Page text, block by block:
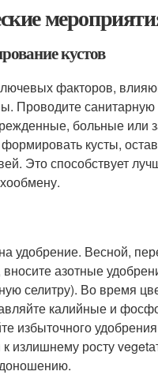
кустов
факторов,
Проводите санитарную
больные или
кусты,
Это способствует
удобрение. Весной,
азотные
селитру). Во время
калийные и
избыточного
излишнему росту